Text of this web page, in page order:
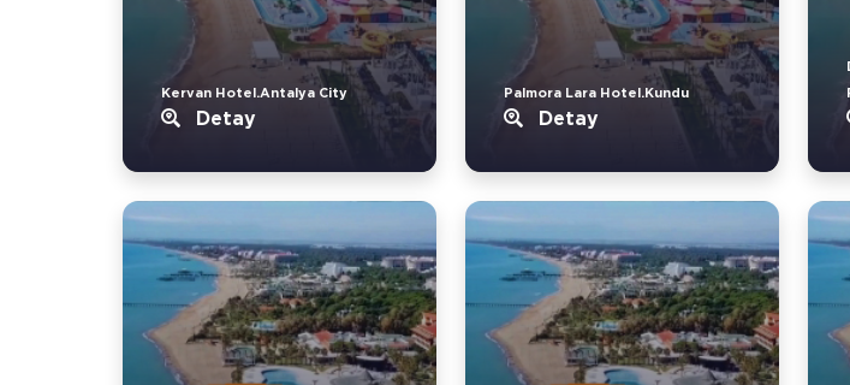
Kervan Hotel.Antalya City
Detay
Palmora Lara Hotel.Kundu
Detay